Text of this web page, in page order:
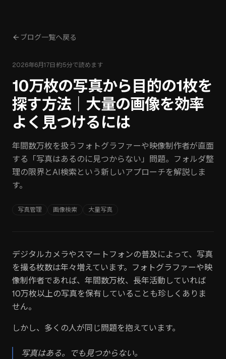
ブログ一覧へ戻る
2026年6月17日·約5分で読めます
10万枚の写真から目的の1枚を
探す方法｜大量の画像を効率
よく見つけるには
年間数万枚を扱うフォトグラファーや映像制作者が直面
する「写真はあるのに見つからない」問題。フォルダ整
理の限界とAI検索という新しいアプローチを解説しま
す。
写真管理 画像検索 大量写真
デジタルカメラやスマートフォンの普及によって、写真
を撮る枚数は年々増えています。フォトグラファーや映
像制作者であれば、年間数万枚、長年活動していれば
10万枚以上の写真を保有していることも珍しくありま
せん。
しかし、多くの人が同じ問題を抱えています。
写真はある。でも見つからない。